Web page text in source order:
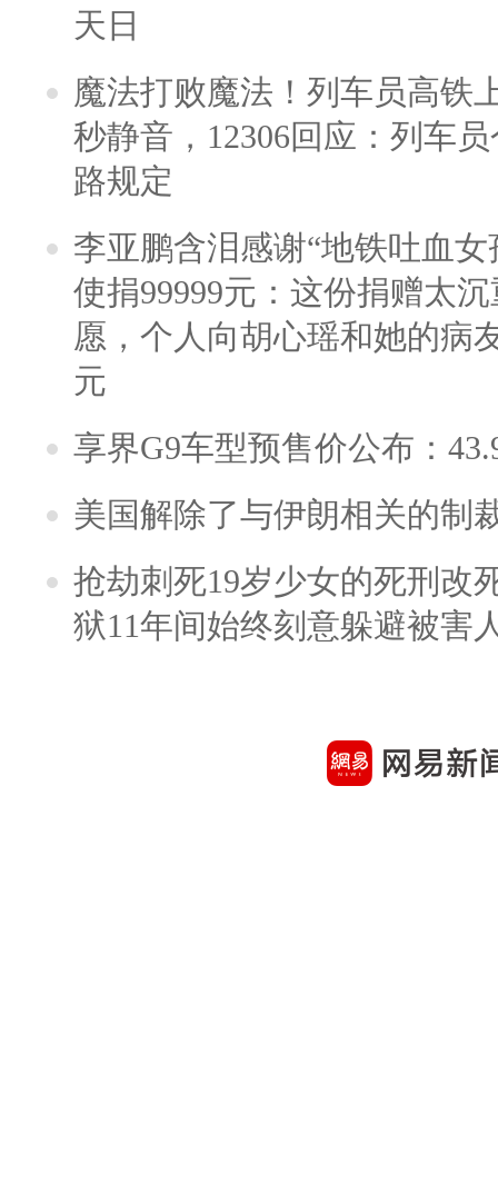
天日
魔法打败魔法！列车员高铁
秒静音，12306回应：列车
路规定
李亚鹏含泪感谢“地铁吐血
使捐99999元：这份捐赠太
愿，个人向胡心瑶和她的病
元
享界G9车型预售价公布：
美国解除了与伊朗相关的制
抢劫刺死19岁少女的死刑改
狱11年间始终刻意躲避被害